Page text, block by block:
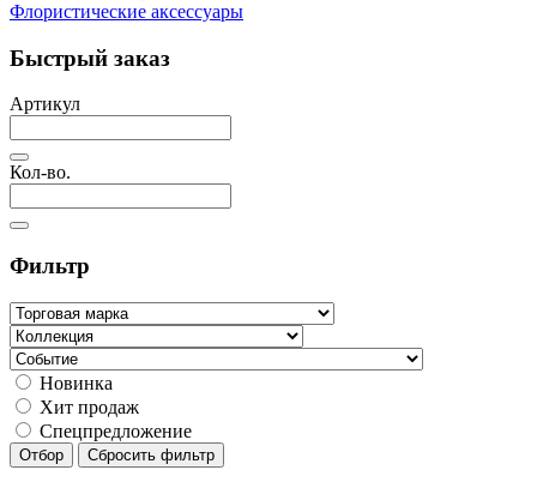
Флористические аксессуары
Быстрый заказ
Артикул
Кол-во.
Фильтр
Новинка
Хит продаж
Спецпредложение
Отбор Сбросить фильтр